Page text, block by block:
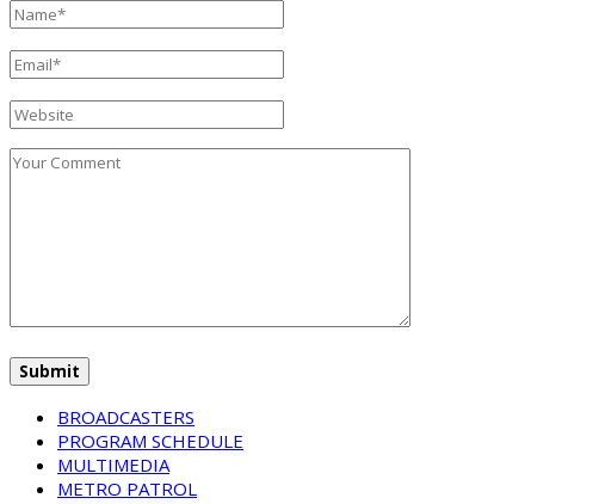
BROADCASTERS
PROGRAM SCHEDULE
MULTIMEDIA
METRO PATROL